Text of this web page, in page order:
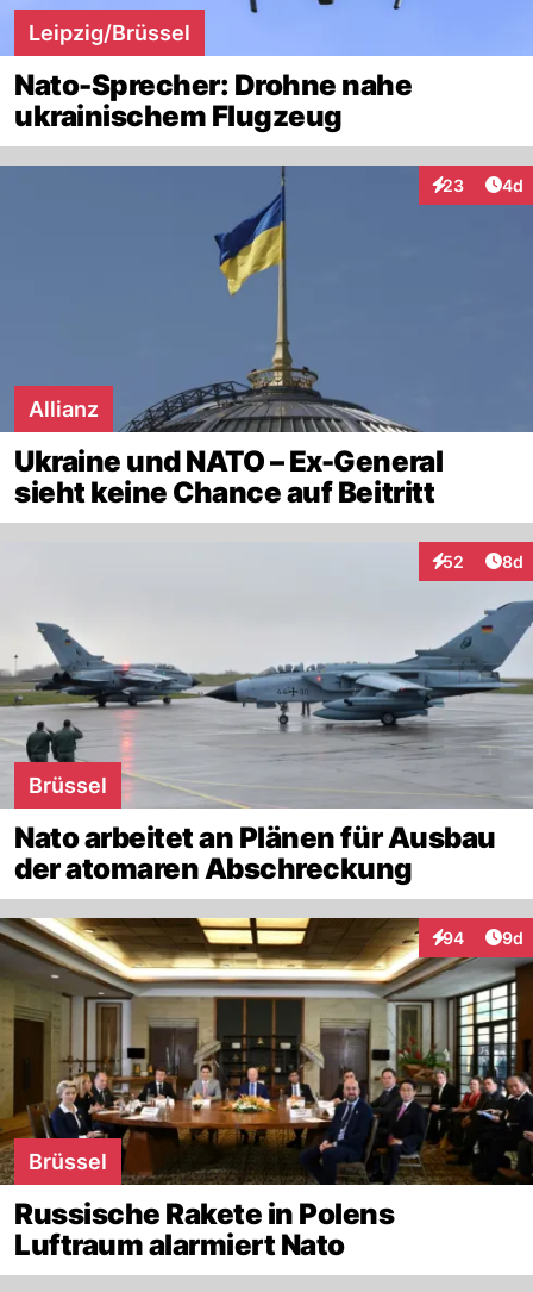
Leipzig/Brüssel
Nato-Sprecher: Drohne nahe
ukrainischem Flugzeug
23
Interaktionen
4d
Allianz
Ukraine und NATO – Ex-General
sieht keine Chance auf Beitritt
52
Interaktionen
8d
Brüssel
Nato arbeitet an Plänen für Ausbau
der atomaren Abschreckung
94
Interaktionen
9d
Brüssel
Russische Rakete in Polens
Luftraum alarmiert Nato